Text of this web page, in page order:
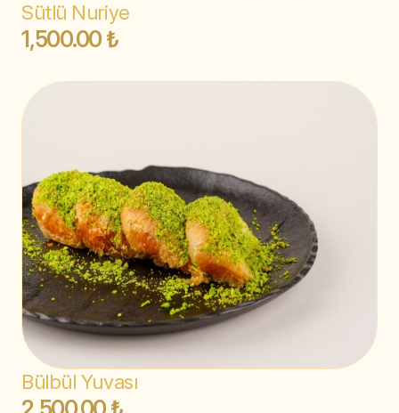
Sütlü Nuriye
1,500.00 ₺
Bülbül Yuvası